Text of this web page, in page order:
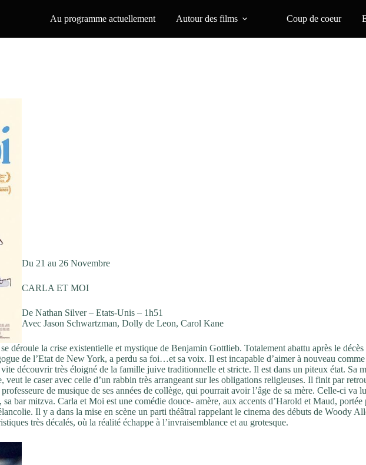
Au programme actuellement Autour des films Coup de coeur
Du 21 au 26 Novembre
CARLA ET MOI
De Nathan Silver – Etats-Unis – 1h51
Avec Jason Schwartzman, Dolly de Leon, Carol Kane
déroule la crise existentielle et mystique de Benjamin Gottlieb. Totalement abattu après le décès
de l’Etat de New York, a perdu sa foi…et sa voix. Il est incapable d’aimer à nouveau
découvrir très éloigné de la famille juive traditionnelle et stricte. Il est dans un piteux état. Sa
veut le caser avec celle d’un rabbin très arrangeant sur les obligations religieuses. Il finit par
de musique de ses années de collège, qui pourrait avoir l’âge de sa mère. Celle-ci va
sa bar mitzva. Carla et Moi est une comédie douce- amère, aux accents d’Harold et Maud, portée
Il y a dans la mise en scène un parti théâtral rappelant le cinema des débuts de Woody
très décalés, où la réalité échappe à l’invraisemblance et au grotesque.